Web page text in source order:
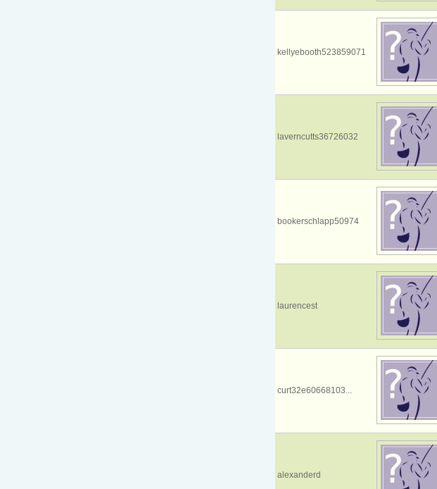
kellyebooth523859071
laverncutts36726032
bookerschlapp50974
laurencest
curt32e60668103...
alexanderd